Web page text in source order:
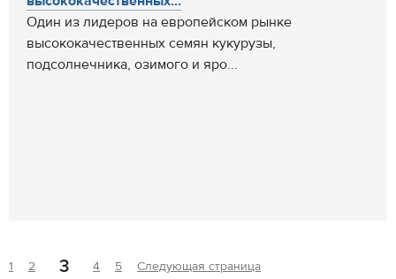
Один из лидеров на европейском рынке
высококачественных семян кукурузы,
подсолнечника, озимого и яро...
1 2 3 4 5 Следующая страница